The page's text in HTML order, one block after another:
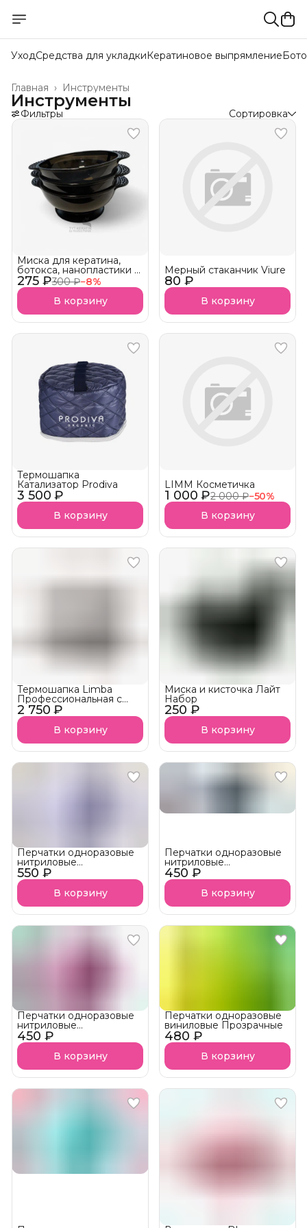
УходСредства для укладкиКератиновое выпрямление
Инструменты
Главная ›
Инструменты
Фильтры Сортировка
275 ₽300 ₽−8%
Миска для кератина,
ботокса, нанопластики и
краски с ручками
В корзину
80 ₽
Мерный стаканчик Viure
В корзину
3 500 ₽
Термошапка
Катализатор Prodiva
В корзину
1 000 ₽2 000 ₽−50%
LIMM Косметичка
В корзину
2 750 ₽
Термошапка Limba
Профессиональная с
дисплеем и таймером
HEATING CAP
В корзину
250 ₽
Миска и кисточка Лайт
Набор
В корзину
550 ₽
Перчатки одноразовые
нитриловые
неопудренные Фиалка
В корзину
450 ₽
Перчатки одноразовые
нитриловые
неопудренные Чёрные
В корзину
450 ₽
Перчатки одноразовые
нитриловые
неопудренные Розовые
В корзину
480 ₽
Перчатки одноразовые
виниловые Прозрачные
В корзину